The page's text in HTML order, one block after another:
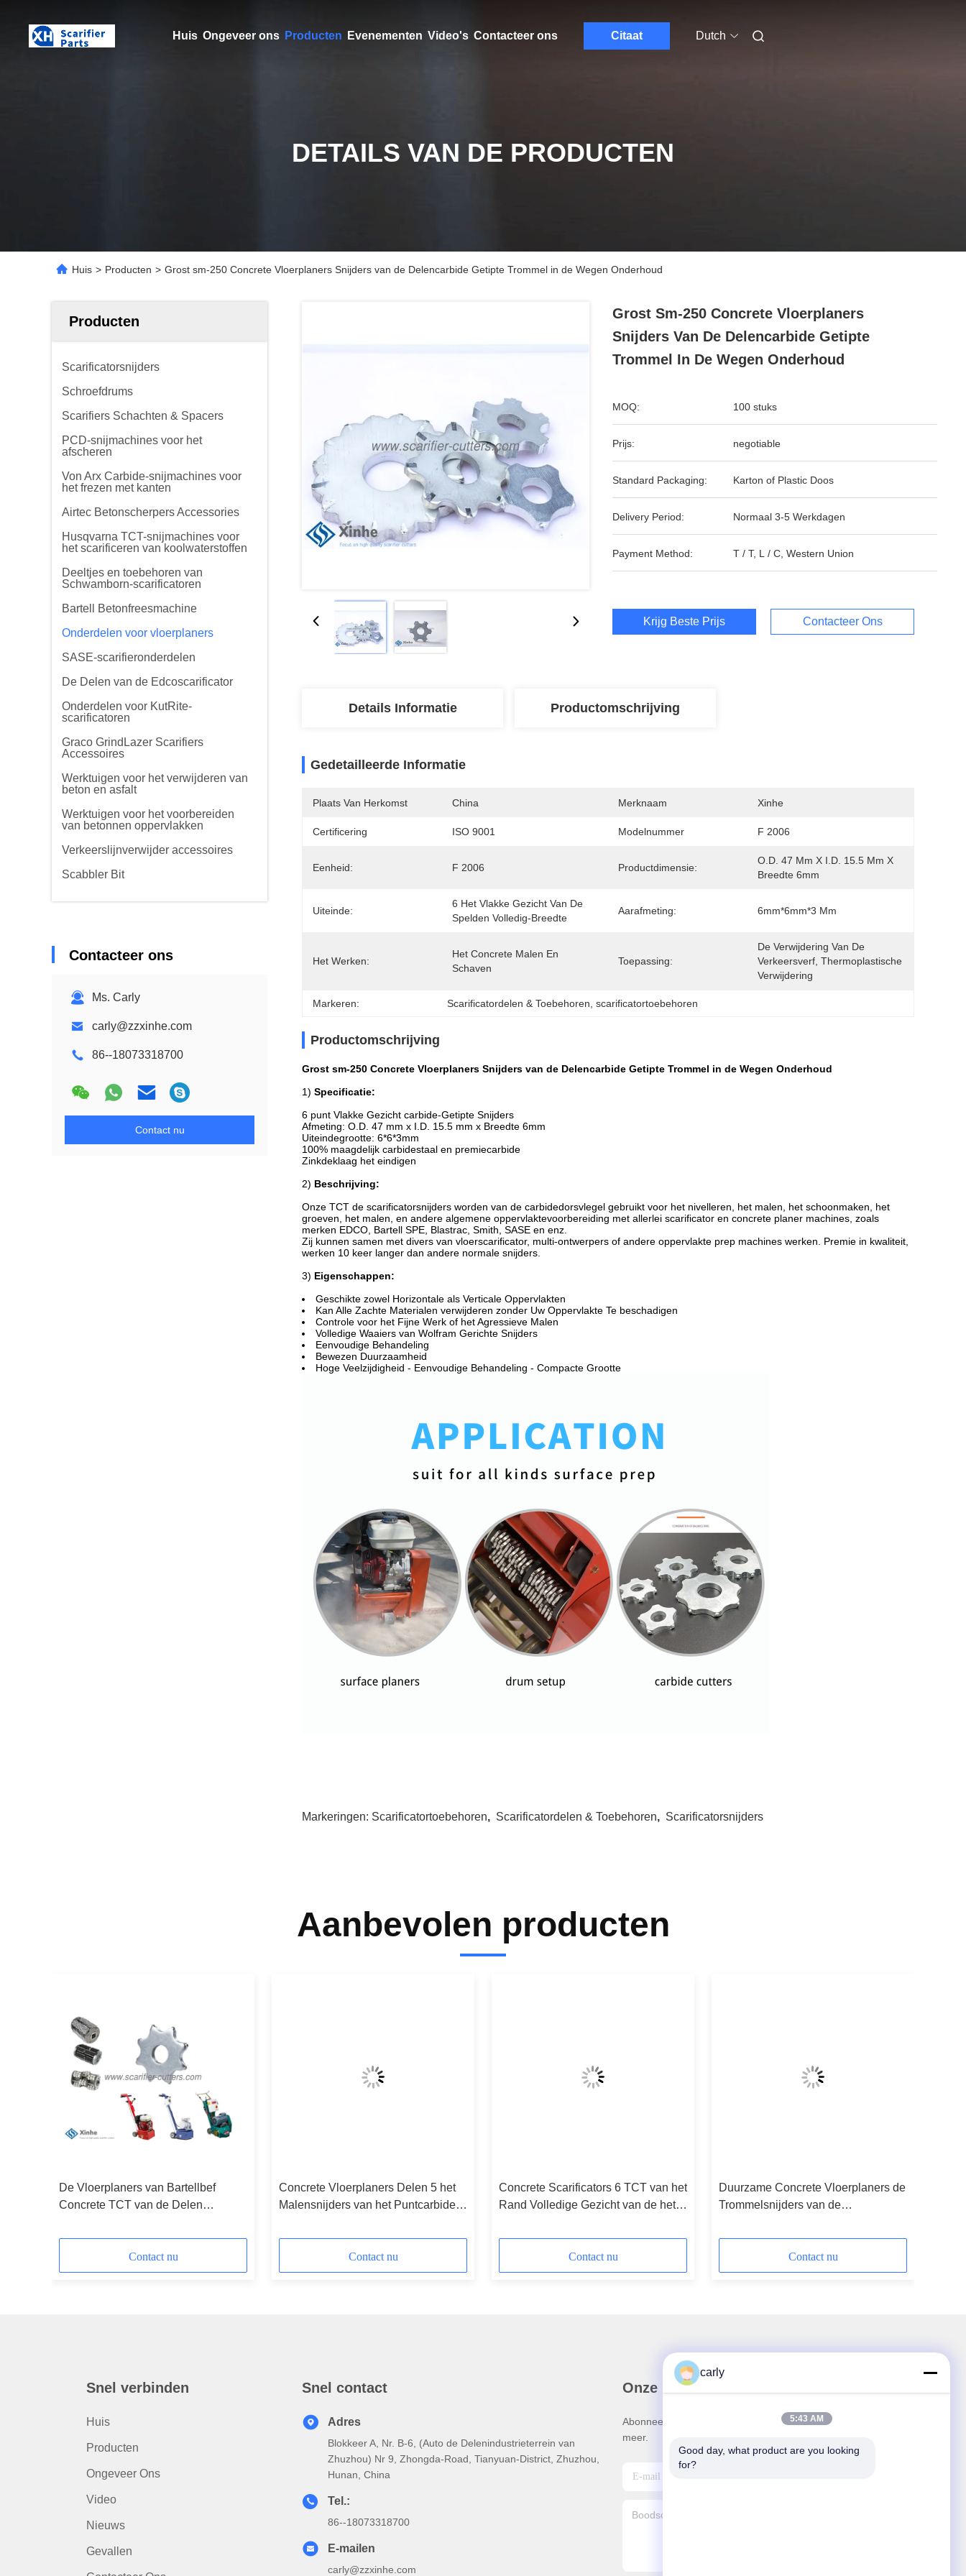
Huis Ongeveer ons Producten Evenementen Video's Contacteer ons Citaat Dutch
DETAILS VAN DE PRODUCTEN
Huis > Producten > Grost sm-250 Concrete Vloerplaners Snijders van de Delencarbide Getipte Trommel in de Wegen Onderhoud
Producten
Scarificatorsnijders
Schroefdrums
Scarifiers Schachten & Spacers
PCD-snijmachines voor het
afscheren
Von Arx Carbide-snijmachines voor
het frezen met kanten
Airtec Betonscherpers Accessories
Husqvarna TCT-snijmachines voor
het scarificeren van koolwaterstoffen
Deeltjes en toebehoren van
Schwamborn-scarificatoren
Bartell Betonfreesmachine
Onderdelen voor vloerplaners
SASE-scarifieronderdelen
De Delen van de Edcoscarificator
Onderdelen voor KutRite-
scarificatoren
Graco GrindLazer Scarifiers
Accessoires
Werktuigen voor het verwijderen van
beton en asfalt
Werktuigen voor het voorbereiden
van betonnen oppervlakken
Verkeerslijnverwijder accessoires
Scabbler Bit
Contacteer ons
Ms. Carly
carly@zzxinhe.com
86--18073318700
Contact nu
Grost Sm-250 Concrete Vloerplaners
Snijders Van De Delencarbide Getipte
Trommel In De Wegen Onderhoud
MOQ: 100 stuks
Prijs: negotiable
Standard Packaging: Karton of Plastic Doos
Delivery Period: Normaal 3-5 Werkdagen
Payment Method: T / T, L / C, Western Union
Krijg Beste Prijs Contacteer Ons
Details Informatie Productomschrijving
Gedetailleerde Informatie
Plaats Van Herkomst China Merknaam Xinhe
Certificering ISO 9001 Modelnummer F 2006
Eenheid: F 2006 Productdimensie:
O.D. 47 Mm X I.D. 15.5 Mm X
Breedte 6mm
Uiteinde:
6 Het Vlakke Gezicht Van De
Spelden Volledig-Breedte
Aarafmeting: 6mm*6mm*3 Mm
Het Werken:
Het Concrete Malen En
Schaven
Toepassing:
De Verwijdering Van De
Verkeersverf, Thermoplastische
Verwijdering
Markeren: Scarificatordelen & Toebehoren , scarificatortoebehoren
Productomschrijving
Grost sm-250 Concrete Vloerplaners Snijders van de Delencarbide Getipte Trommel in de Wegen Onderhoud
1) Specificatie:
6 punt Vlakke Gezicht carbide-Getipte Snijders
Afmeting: O.D. 47 mm x I.D. 15.5 mm x Breedte 6mm
Uiteindegrootte: 6*6*3mm
100% maagdelijk carbidestaal en premiecarbide
Zinkdeklaag het eindigen
2) Beschrijving:
Onze TCT de scarificatorsnijders worden van de carbidedorsvlegel gebruikt voor het nivelleren, het malen, het schoonmaken, het
groeven, het malen, en andere algemene oppervlaktevoorbereiding met allerlei scarificator en concrete planer machines, zoals
merken EDCO, Bartell SPE, Blastrac, Smith, SASE en enz.
Zij kunnen samen met divers van vloerscarificator, multi-ontwerpers of andere oppervlakte prep machines werken. Premie in kwaliteit,
werken 10 keer langer dan andere normale snijders.
3) Eigenschappen:
Geschikte zowel Horizontale als Verticale Oppervlakten
Kan Alle Zachte Materialen verwijderen zonder Uw Oppervlakte Te beschadigen
Controle voor het Fijne Werk of het Agressieve Malen
Volledige Waaiers van Wolfram Gerichte Snijders
Eenvoudige Behandeling
Bewezen Duurzaamheid
Hoge Veelzijdigheid - Eenvoudige Behandeling - Compacte Grootte
Markeringen: Scarificatortoebehoren, Scarificatordelen & Toebehoren, Scarificatorsnijders
Aanbevolen producten
De Vloerplaners van Bartellbef
Concrete TCT van de Delen
voor Verfverwijdering en Weg die
Niveau merkenContact nu
Concrete Vloerplaners Delen 5 het
Malensnijders van het Puntcarbide
Oppervlaktevoorbereiding
Contact nu
Concrete Scarificators 6 TCT van het
Rand Volledige Gezicht van de het
Wolframsnijders de Vloerplaners
Contact nu
Duurzame Concrete Vloerplaners de
Trommelsnijders van de
Staalwasmachines en Schachtdelen
Contact nu
Snel verbinden
Huis
Producten
Ongeveer Ons
Video
Nieuws
Gevallen
Snel contact
Adres
Blokkeer A, Nr. B-6, (Auto de Delenindustrieterrein van
Zhuzhou) Nr 9, Zhongda-Road, Tianyuan-District, Zhuzhou,
Hunan, China
Tel.:
86--18073318700
E-mailen
carly@zzxinhe.com
Onze Nieuwsbrief
Abonneer u op onze nieuwsbrief voor kortingen en
meer.
carly
5:43 AM
Good day, what product are you looking
for?